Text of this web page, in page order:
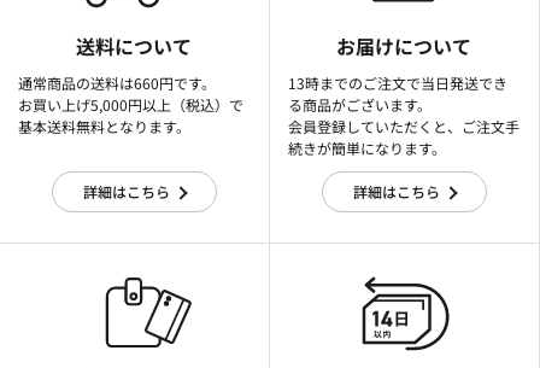
送料について
通常商品の送料は660円です。
お買い上げ5,000円以上（税込）で
基本送料無料となります。
詳細はこちら
お届けについて
13時までのご注文で当日発送でき
る商品がございます。
会員登録していただくと、ご注文手
続きが簡単になります。
詳細はこちら